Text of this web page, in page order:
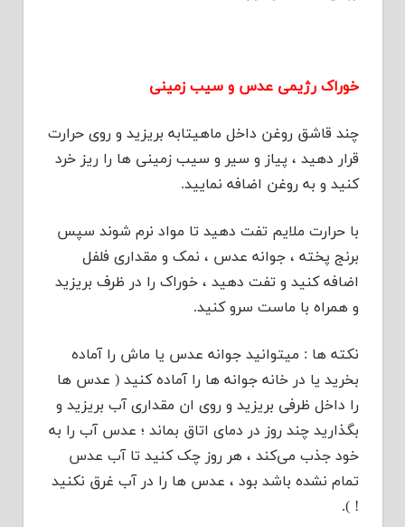
خوراک رژیمی عدس و سیب زمینی
چند قاشق روغن داخل ماهیتابه بریزید و روی حرارت
قرار دهید ، پیاز و سیر و سیب زمینی ها را ریز خرد
کنید و به روغن اضافه نمایید.
با حرارت ملایم تفت دهید تا مواد نرم شوند سپس
برنج پخته ، جوانه عدس ، نمک و مقداری فلفل
اضافه کنید و تفت دهید ، خوراک را در ظرف بریزید
و همراه با ماست سرو کنید.
نکته ها : میتوانید جوانه عدس یا ماش را آماده
بخرید یا در خانه جوانه ها را آماده کنید ( عدس ها
را داخل ظرفی بریزید و روی ان مقداری آب بریزید و
بگذارید چند روز در دمای اتاق بماند ؛ عدس آب را به
خود جذب می‌کند ، هر روز چک کنید تا آب عدس
تمام نشده باشد بود ، عدس ها را در آب غرق نکنید
! ).